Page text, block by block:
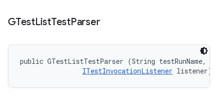
GTestListTestParser
public GTestListTestParser (String testRunName,
ITestInvocationListener listener)